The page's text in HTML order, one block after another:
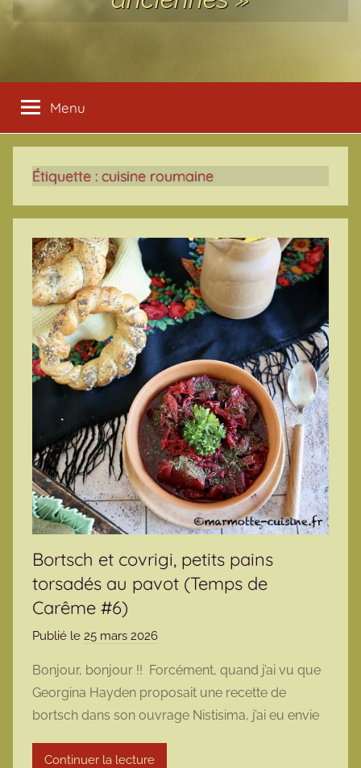
Menu
Étiquette : cuisine roumaine
Bortsch et covrigi, petits pains
torsadés au pavot (Temps de
Carême #6)
Publié le 25 mars 2026
r
m
a
r
Bonjour, bonjour !! Forcément, quand j’ai vu que
Georgina Hayden proposait une recette de
bortsch dans son ouvrage Nistisima, j’ai eu envie
Continuer la lecture